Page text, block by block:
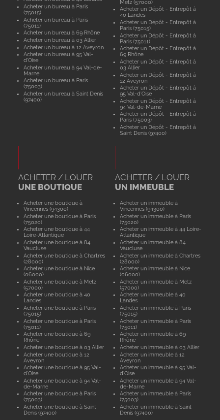
Acheter un bureau à Paris
(75015)
Acheter un bureau à Paris
(75011)
Acheter un bureau à 69 Rhône
Acheter un bureau à 03 Allier
Acheter un bureau à 12 Aveyron
Acheter un bureau à 95 Val-
d'Oise
Acheter un bureau à 94 Val-de-
Marne
Acheter un bureau à Paris
(75003)
Acheter un bureau à Saint Denis
(97400)
Metz (57000)
Acheter un Dépôt - Entrepôt à
40 Landes
Acheter un Dépôt - Entrepôt à
Paris (75015)
Acheter un Dépôt - Entrepôt à
Paris (75011)
Acheter un Dépôt - Entrepôt à
69 Rhône
Acheter un Dépôt - Entrepôt à
03 Allier
Acheter un Dépôt - Entrepôt à
12 Aveyron
Acheter un Dépôt - Entrepôt à
95 Val-d'Oise
Acheter un Dépôt - Entrepôt à
94 Val-de-Marne
Acheter un Dépôt - Entrepôt à
Paris (75003)
Acheter un Dépôt - Entrepôt à
Saint Denis (97400)
ACHETER / LOUER
UNE BOUTIQUE
Acheter une boutique à
Vincennes (94300)
Acheter une boutique à Paris
(75020)
Acheter une boutique à 44
Loire-Atlantique
Acheter une boutique à 84
Vaucluse
Acheter une boutique à Chartres
(28000)
Acheter une boutique à Nice
(06000)
Acheter une boutique à Metz
(57000)
Acheter une boutique à 40
Landes
Acheter une boutique à Paris
(75015)
Acheter une boutique à Paris
(75011)
Acheter une boutique à 69
Rhône
Acheter une boutique à 03 Allier
Acheter une boutique à 12
Aveyron
Acheter une boutique à 95 Val-
d'Oise
Acheter une boutique à 94 Val-
de-Marne
Acheter une boutique à Paris
(75003)
Acheter une boutique à Saint
Denis (97400)
ACHETER / LOUER
UN IMMEUBLE
Acheter un immeuble à
Vincennes (94300)
Acheter un immeuble à Paris
(75020)
Acheter un immeuble à 44 Loire-
Atlantique
Acheter un immeuble à 84
Vaucluse
Acheter un immeuble à Chartres
(28000)
Acheter un immeuble à Nice
(06000)
Acheter un immeuble à Metz
(57000)
Acheter un immeuble à 40
Landes
Acheter un immeuble à Paris
(75015)
Acheter un immeuble à Paris
(75011)
Acheter un immeuble à 69
Rhône
Acheter un immeuble à 03 Allier
Acheter un immeuble à 12
Aveyron
Acheter un immeuble à 95 Val-
d'Oise
Acheter un immeuble à 94 Val-
de-Marne
Acheter un immeuble à Paris
(75003)
Acheter un immeuble à Saint
Denis (97400)